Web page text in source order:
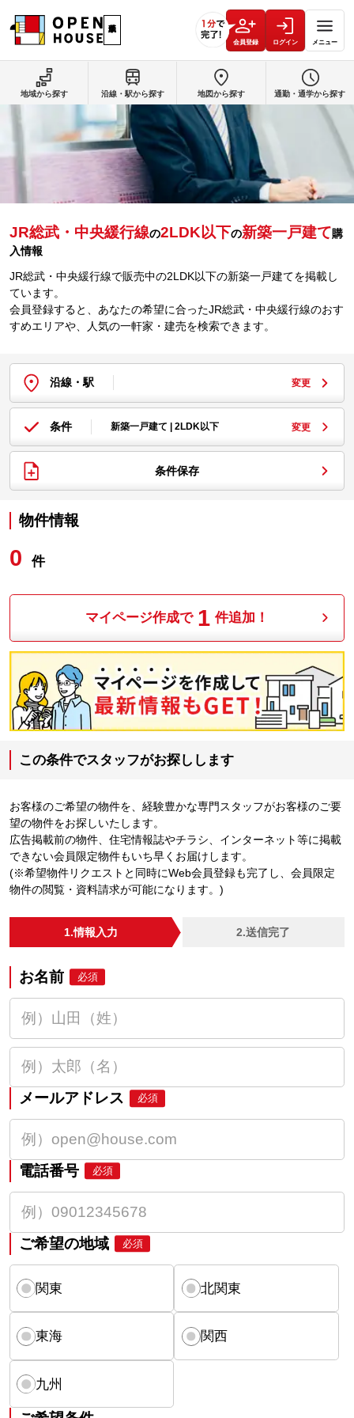
会員登録 ログイン メニュー
JR総武・中央緩行線の2LDK以下の新築一戸建て購
入情報
JR総武・中央緩行線で販売中の2LDK以下の新築一戸建てを掲載し
ています。
会員登録すると、あなたの希望に合ったJR総武・中央緩行線のおす
すめエリアや、人気の一軒家・建売を検索できます。
沿線・駅 変更
条件 新築一戸建て | 2LDK以下 変更
条件保存
物件情報
0 件
マイページ作成で 1 件追加！
この条件でスタッフがお探しします
お客様のご希望の物件を、経験豊かな専門スタッフがお客様のご要
望の物件をお探しいたします。
広告掲載前の物件、住宅情報誌やチラシ、インターネット等に掲載
できない会員限定物件もいち早くお届けします。
(※希望物件リクエストと同時にWeb会員登録も完了し、会員限定
物件の閲覧・資料請求が可能になります。)
1.情報入力 2.送信完了
お名前 必須
メールアドレス 必須
電話番号 必須
ご希望の地域 必須
関東 北関東
東海 関西
九州
地域から探す 沿線・駅から探す 地図から探す 通勤・通学から探す